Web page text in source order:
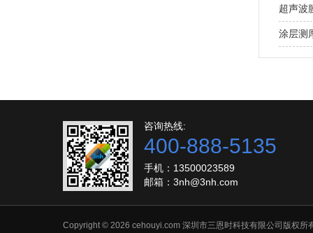
超声波
涂层测
咨询热线:
400-888-5135
手机：13500023589
邮箱： 3nh@3nh.com
Copyright © 2026 cehouyi.com 深圳市三恩时科技有限公司版权